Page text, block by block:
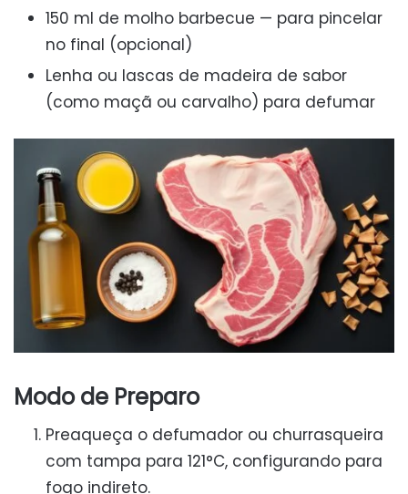
150 ml de molho barbecue — para pincelar
no final (opcional)
Lenha ou lascas de madeira de sabor
(como maçã ou carvalho) para defumar
Modo de Preparo
Preaqueça o defumador ou churrasqueira
com tampa para 121°C, configurando para
fogo indireto.